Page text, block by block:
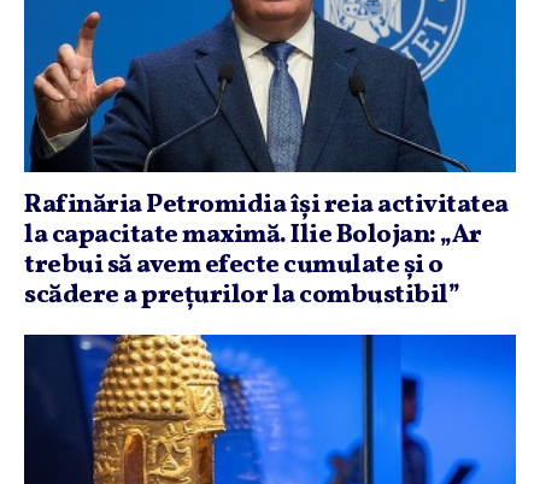
Rafinăria Petromidia îşi reia activitatea
la capacitate maximă. Ilie Bolojan: „Ar
trebui să avem efecte cumulate şi o
scădere a preţurilor la combustibil”